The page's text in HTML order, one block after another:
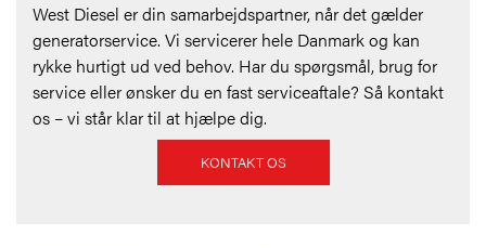
West Diesel er din samarbejdspartner, når det gælder
generatorservice. Vi servicerer hele Danmark og kan
rykke hurtigt ud ved behov. Har du spørgsmål, brug for
service eller ønsker du en fast serviceaftale? Så kontakt
os – vi står klar til at hjælpe dig.
KONTAKT OS